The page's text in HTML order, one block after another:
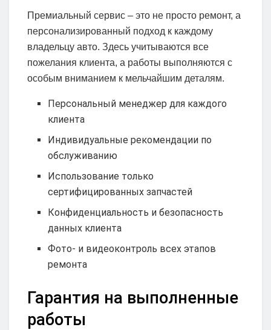
Премиальный сервис – это не просто ремонт, а
персонализированный подход к каждому
владельцу авто. Здесь учитываются все
пожелания клиента, а работы выполняются с
особым вниманием к мельчайшим деталям.
Персональный менеджер для каждого
клиента
Индивидуальные рекомендации по
обслуживанию
Использование только
сертифицированных запчастей
Конфиденциальность и безопасность
данных клиента
Фото- и видеоконтроль всех этапов
ремонта
Гарантия на выполненные
работы